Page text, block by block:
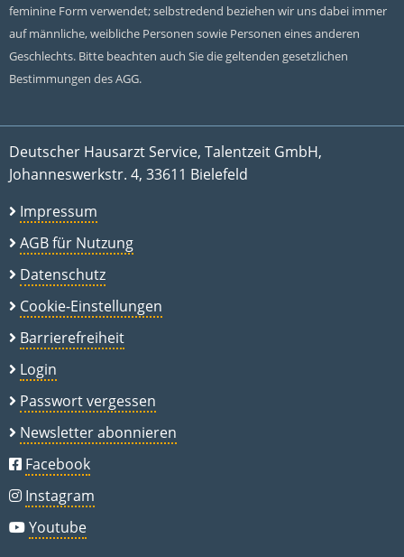
feminine Form verwendet; selbstredend beziehen wir uns dabei immer
auf männliche, weibliche Personen sowie Personen eines anderen
Geschlechts. Bitte beachten auch Sie die geltenden gesetzlichen
Bestimmungen des AGG.
Deutscher Hausarzt Service, Talentzeit GmbH,
Johanneswerkstr. 4, 33611 Bielefeld
Impressum
AGB für Nutzung
Datenschutz
Cookie-Einstellungen
Barrierefreiheit
Login
Passwort vergessen
Newsletter abonnieren
Facebook
Instagram
Youtube